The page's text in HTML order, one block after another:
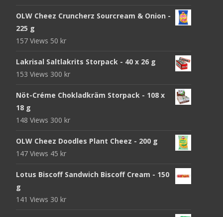
OLW Cheez Cruncherz Sourcream & Onion -
225 g
157 Views 50 kr
Lakrisal Saltlakrits Storpack - 40 x 26 g
153 Views 300 kr
Nöt-Créme Chokladkräm Storpack - 108 x
18 g
148 Views 300 kr
OLW Cheez Doodles Plant Cheez - 200 g
147 Views 45 kr
Lotus Biscoff Sandwich Biscoff Cream - 150
g
141 Views 30 kr